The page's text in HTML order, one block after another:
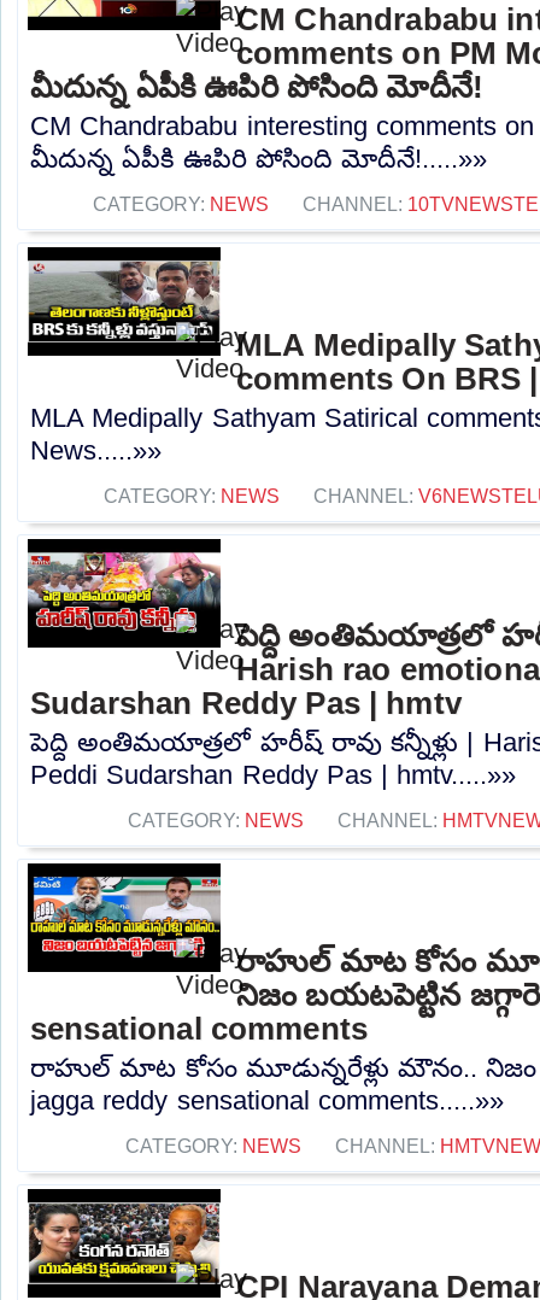
CM Chandrababu
comments on PM
మీదున్న ఏపీకి ఊపిరి పోసింది మోదీనే!
CM Chandrababu interesting comments
మీదున్న ఏపీకి ఊపిరి పోసింది మోదీనే!.....»»
CATEGORY: NEWS CHANNEL:
MLA Medipally
comments On BRS
MLA Medipally Sathyam Satirical
News.....»»
CATEGORY: NEWS CHANNEL:
పెద్ది అంతిమయాత్రలో
Harish rao
Sudarshan Reddy Pas | hmtv
పెద్ది అంతిమయాత్రలో హరీష్ రావు కన్నీళ్లు |
Peddi Sudarshan Reddy Pas | hmtv.....»»
CATEGORY: NEWS CHANNEL:
రాహుల్ మాట కోసం
నిజం బయటపెట్టిన
sensational comments
రాహుల్ మాట కోసం మూడున్నరేళ్లు మౌనం.. నిజం
jagga reddy sensational comments.....»»
CATEGORY: NEWS CHANNEL:
CPI Narayana